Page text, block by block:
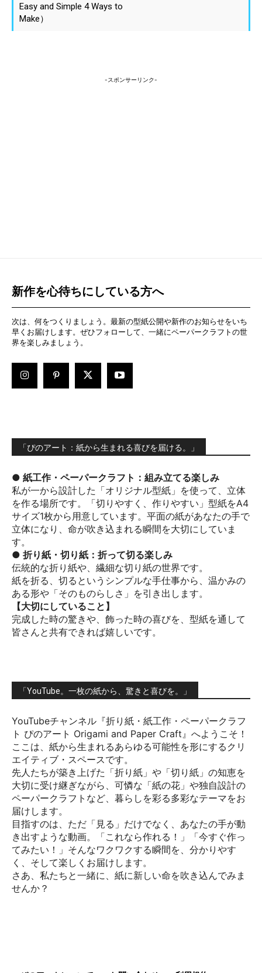
Easy and Simple 4 Ways to
Make）
-スポンサーリンク-
新作を心待ちにしている方へ
次は、何をつくりましょう。最新の型紙公開や新作のお知らせをいち
早くお届けします。ぜひフォローして、一緒にペーパークラフトの世
界を楽しみましょう。
「ぴのアート：紙から生まれる喜びを届ける。」
● 紙工作・ペーパークラフト：組み立てる楽しみ
私が一から設計した「オリジナル型紙」を使って、立体
を作る場所です。「切りやすく、作りやすい」型紙をA4
サイズ1枚から用意しています。平面の紙があなたの手で
立体になり、命が吹き込まれる瞬間を大切にしていま
す。
● 折り紙・切り紙：折って切る楽しみ
伝統的な折り紙や、繊細な切り紙の世界です。
紙を折る、切るというシンプルな手仕事から、温かみの
ある形や「そのものらしさ」を引き出します。
【大切にしていること】
完成した時の驚きや、飾った時の喜びを、型紙を通して
皆さんと共有できれば嬉しいです。
「YouTube。一枚の紙から、驚きと喜びを。」
YouTubeチャンネル『折り紙・紙工作・ペーパークラフ
ト ぴのアート Origami and Paper Craft』へようこそ！
ここは、紙から生まれるあらゆる可能性を形にするクリ
エイティブ・スペースです。
先人たちが築き上げた「折り紙」や「切り紙」の知恵を
大切に受け継ぎながら、可憐な「紙の花」や独自設計の
ペーパークラフトなど、暮らしを彩る多彩なテーマをお
届けします。
目指すのは、ただ「見る」だけでなく、あなたの手が動
き出すような動画。「これなら作れる！」「今すぐ作っ
てみたい！」そんなワクワクする瞬間を、分かりやす
く、そして楽しくお届けします。
さあ、私たちと一緒に、紙に新しい命を吹き込んでみま
せんか？